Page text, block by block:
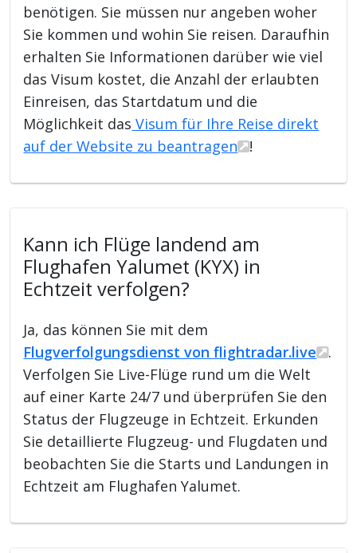
benötigen. Sie müssen nur angeben woher
Sie kommen und wohin Sie reisen. Daraufhin
erhalten Sie Informationen darüber wie viel
das Visum kostet, die Anzahl der erlaubten
Einreisen, das Startdatum und die
Möglichkeit das Visum für Ihre Reise direkt
auf der Website zu beantragen
!
Kann ich Flüge landend am
Flughafen Yalumet (KYX) in
Echtzeit verfolgen?
Ja, das können Sie mit dem
Flugverfolgungsdienst von flightradar.live
.
Verfolgen Sie Live-Flüge rund um die Welt
auf einer Karte 24/7 und überprüfen Sie den
Status der Flugzeuge in Echtzeit. Erkunden
Sie detaillierte Flugzeug- und Flugdaten und
beobachten Sie die Starts und Landungen in
Echtzeit am Flughafen Yalumet.